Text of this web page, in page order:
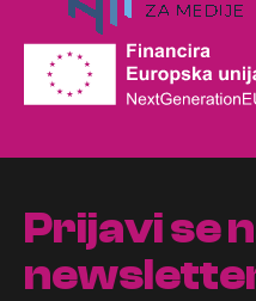
Prijavi se